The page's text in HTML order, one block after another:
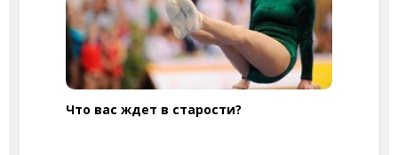
Что вас ждет в старости?